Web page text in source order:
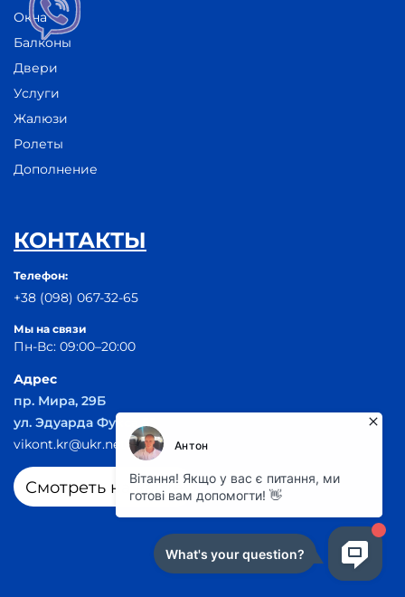
Окна
Балконы
Двери
Услуги
Жалюзи
Ролеты
Дополнение
КОНТАКТЫ
Телефон:
+38 (098) 067-32-65
Мы на связи
Пн-Вс: 09:00–20:00
Адрес
пр. Мира, 29Б
ул. Эдуарда Фукса 55
vikont.kr@ukr.net
Смотреть на карте